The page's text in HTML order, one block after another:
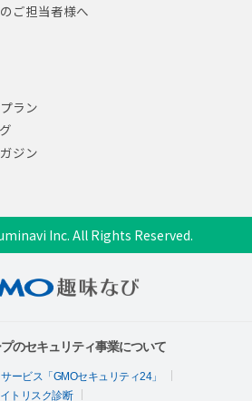
ご担当者様へ
ラン
ジン
Inc. All Rights Reserved.